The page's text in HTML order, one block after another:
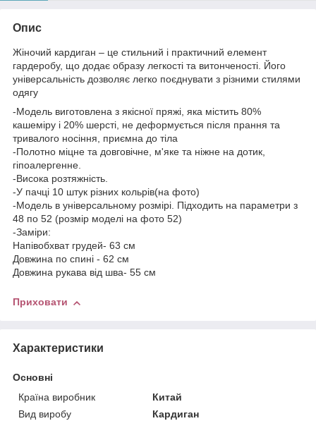
Опис
Жіночий кардиган – це стильний і практичний елемент
гардеробу, що додає образу легкості та витонченості. Його
універсальність дозволяє легко поєднувати з різними стилями
одягу
-Модель виготовлена з якісної пряжі, яка містить 80%
кашеміру і 20% шерсті, не деформується після прання та
тривалого носіння, приємна до тіла
-Полотно міцне та довговічне, м'яке та ніжне на дотик,
гіпоалергенне.
-Висока розтяжність.
-У пачці 10 штук різних кольрів(на фото)
-Модель в універсальному розмірі. Підходить на параметри з
48 по 52 (розмір моделі на фото 52)
-Заміри:
Напівобхват грудей- 63 см
Довжина по спині - 62 см
Довжина рукава від шва- 55 см
Приховати
Характеристики
Основні
Країна виробник
Китай
Вид виробу
Кардиган